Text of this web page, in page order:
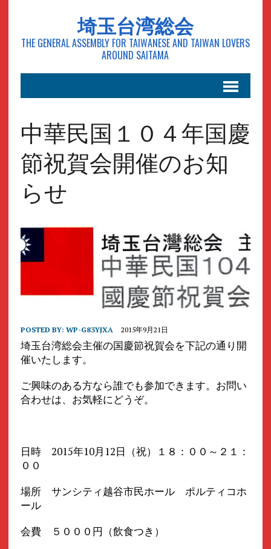
埼玉台湾総会
THE GENERAL ASSEMBLY FOR TAIWANESE AND TAIWAN LOVERS
AROUND SAITAMA
中華民国１０４年国慶
節祝賀会開催のお知
らせ
POSTED BY: WP-G83YJXA 2015年9月21日
埼玉台湾総会主催の国慶節祝賀会を下記の通り開
催いたします。
ご興味のある方なら誰でも参加できます。お問い
合わせは、お気軽にどうぞ。
日時 2015年10月12日（祝）１８：００～２１：
００
場所 サンシティ越谷市民ホール ポルティコホ
ール
会費 ５０００円（飲食つき）